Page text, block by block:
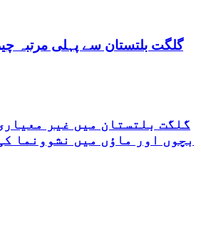
گلگت بلتستان سے پہلی مرتبہ
گلگت بلتستان میں غیر
بچوں اور ماؤں میں نشوونما